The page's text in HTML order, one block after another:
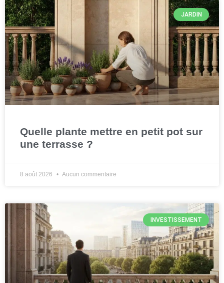
JARDIN
Quelle plante mettre en petit pot sur
une terrasse ?
8 août 2026 Aucun commentaire
INVESTISSEMENT